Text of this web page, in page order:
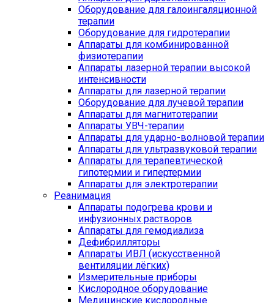
Оборудование для галоингаляционной
терапии
Оборудование для гидротерапии
Аппараты для комбинированной
физиотерапии
Аппараты лазерной терапии высокой
интенсивности
Аппараты для лазерной терапии
Оборудование для лучевой терапии
Аппараты для магнитотерапии
Аппараты УВЧ-терапии
Аппараты для ударно-волновой терапии
Аппараты для ультразвуковой терапии
Аппараты для терапевтической
гипотермии и гипертермии
Аппараты для электротерапии
Реанимация
Аппараты подогрева крови и
инфузионных растворов
Аппараты для гемодиализа
Дефибрилляторы
Аппараты ИВЛ (искусственной
вентиляции лёгких)
Измерительные приборы
Кислородное оборудование
Медицинские кислородные